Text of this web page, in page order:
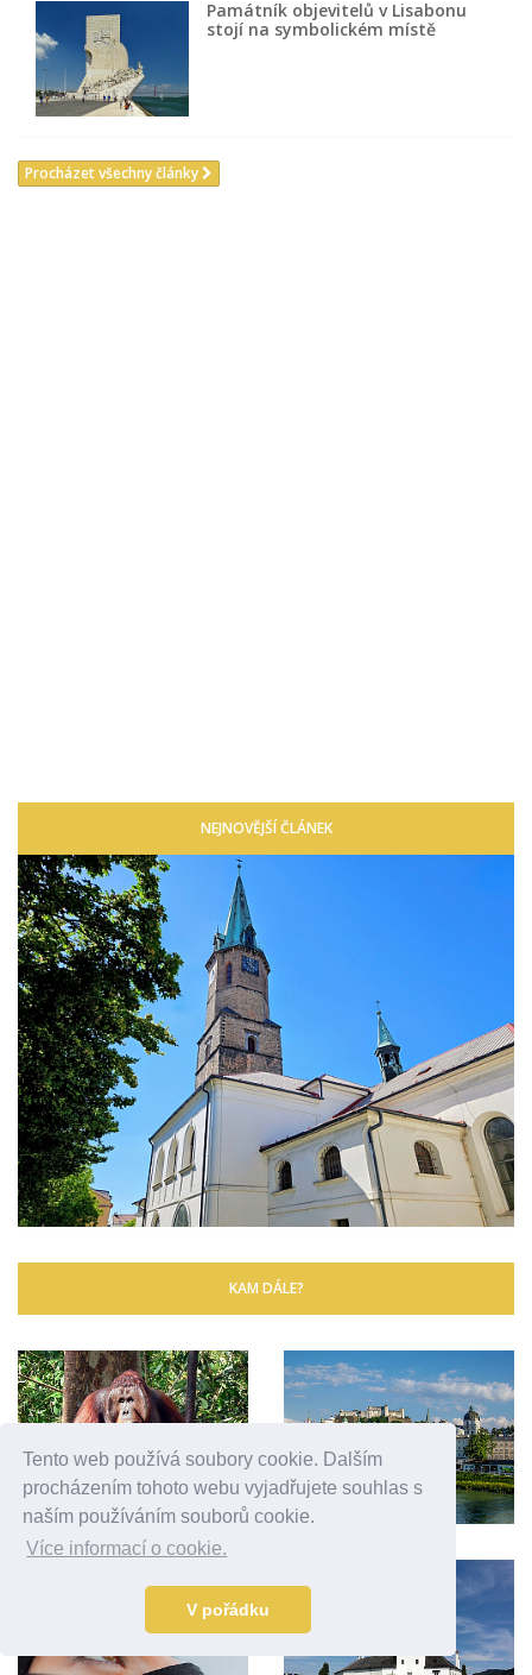
Tento web používá soubory cookie. Dalším
procházením tohoto webu vyjadřujete souhlas s
naším používáním souborů cookie.
Více informací o cookie.
V pořádku
Památník objevitelů v Lisabonu
stojí na symbolickém místě
Procházet všechny články
NEJNOVĚJŠÍ ČLÁNEK
KAM DÁLE?